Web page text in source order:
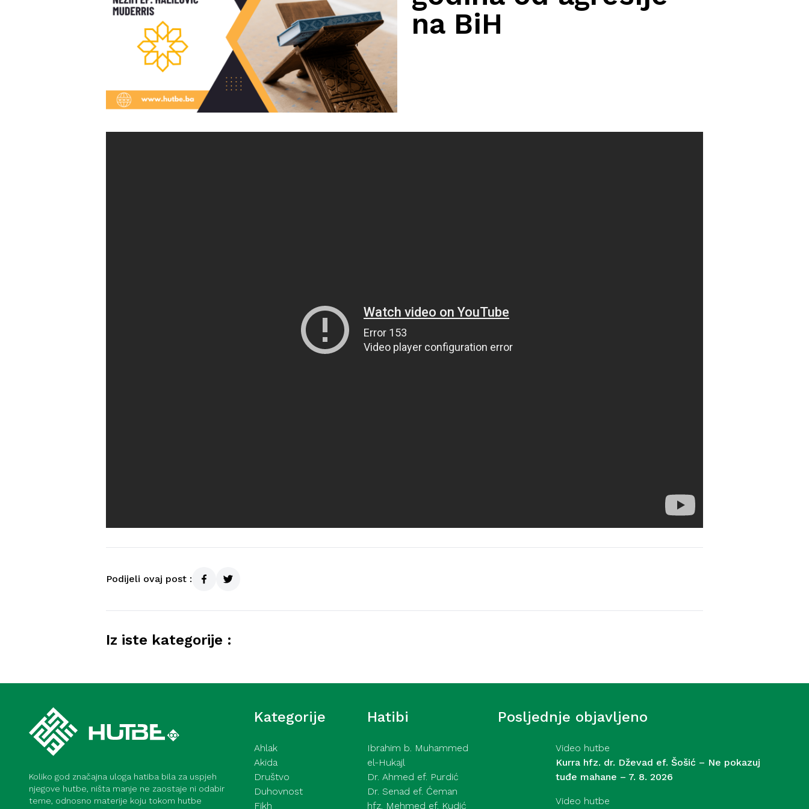
na BiH
Podijeli ovaj post :
Iz iste kategorije :
Koliko god značajna uloga hatiba bila za uspjeh
njegove hutbe, ništa manje ne zaostaje ni odabir
teme, odnosno materije koju tokom hutbe
Kategorije
Ahlak
Akida
Društvo
Duhovnost
Fikh
Hatibi
Ibrahim b. Muhammed
el-Hukajl
Dr. Ahmed ef. Purdić
Dr. Senad ef. Ćeman
hfz. Mehmed ef. Kudić
Posljednje objavljeno
Video hutbe
Kurra hfz. dr. Dževad ef. Šošić – Ne pokazuj
tuđe mahane – 7. 8. 2026
Video hutbe